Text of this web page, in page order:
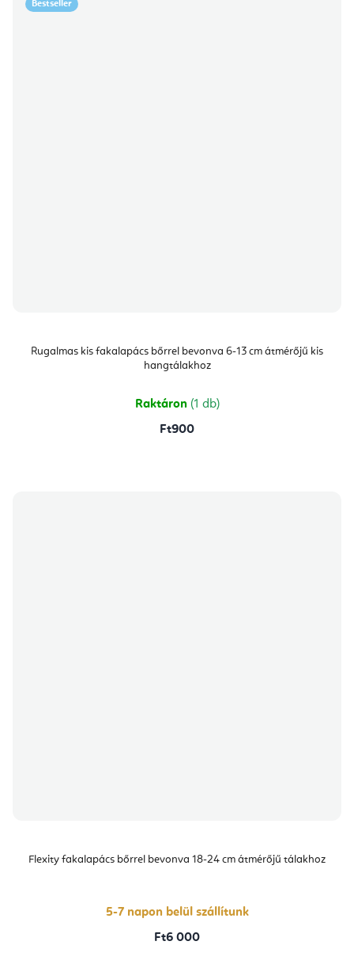
Bestseller
Rugalmas kis fakalapács bőrrel bevonva 6-13 cm átmérőjű kis
hangtálakhoz
Raktáron (1 db)
Ft900
Flexity fakalapács bőrrel bevonva 18-24 cm átmérőjű tálakhoz
5-7 napon belül szállítunk
Ft6 000